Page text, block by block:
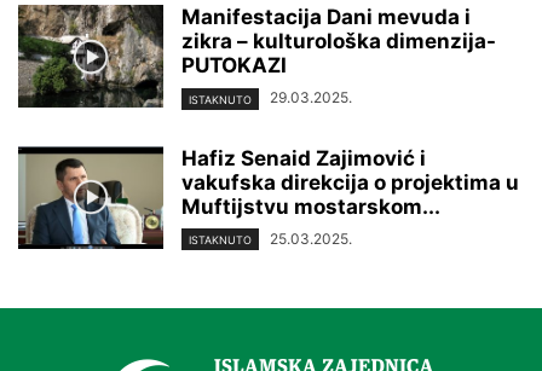
Manifestacija Dani mevuda i
zikra – kulturološka dimenzija-
PUTOKAZI
ISTAKNUTO 29.03.2025.
Hafiz Senaid Zajimović i
vakufska direkcija o projektima u
Muftijstvu mostarskom...
ISTAKNUTO 25.03.2025.